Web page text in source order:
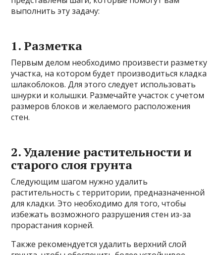
выполнить эту задачу:
1. Разметка
Первым делом необходимо произвести разметку
участка, на котором будет производиться кладка
шлакоблоков. Для этого следует использовать
шнурки и колышки. Размечайте участок с учетом
размеров блоков и желаемого расположения
стен.
2. Удаление растительности и
старого слоя грунта
Следующим шагом нужно удалить
растительность с территории, предназначенной
для кладки. Это необходимо для того, чтобы
избежать возможного разрушения стен из-за
прорастания корней.
Также рекомендуется удалить верхний слой